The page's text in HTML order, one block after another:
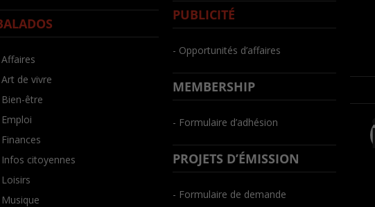
de vivre
être
citoyennes
PUBLICITÉ
- Opportunités d’affaires
MEMBERSHIP
- Formulaire d’adhésion
PROJETS D’ÉMISSION
- Formulaire de demande